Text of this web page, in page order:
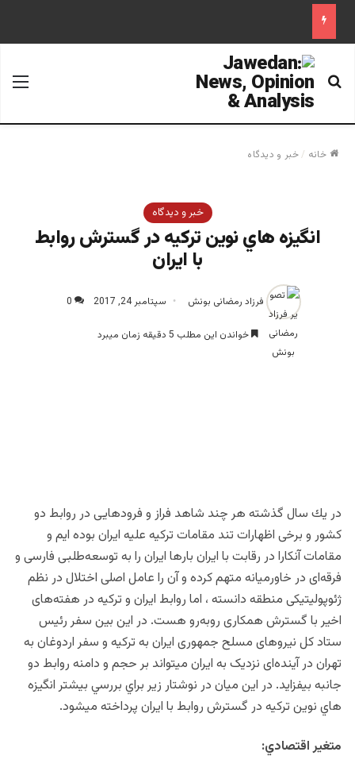
جستجو برای
خانه /خبر و دیدگاه
خبر و دیدگاه
انگيزه هاي نوين تركيه در گسترش روابط
با ايران
فرزاد رمضانی بونش سپتامبر 24, 2017 0
خواندن این مطلب 5 دقیقه زمان میبرد
در يك سال گذشته هر چند شاهد فراز و فرودهایی در روابط دو
کشور و برخی اظهارات تند مقامات ترکیه علیه ایران بوده ايم و
مقامات آنکارا در رقابت با ایران بارها ایران را به توسعه‌طلبی فارسی و
فرقه‌ای در خاورمیانه متهم کرده و آن را عامل اصلی اختلال در نظم
ژئوپولیتیکی منطقه دانسته ، اما روابط ایران و ترکیه در هفته‌های
اخیر با گسترش همکاری روبه‌رو هست. در اين بين سفر رئیس
ستاد کل نیروهای مسلح جمهوری ایران به ترکیه و سفر اردوغان به
تهران در آینده‌ای نزدیک به ايران ميتواند بر حجم و دامنه روابط دو
جانبه بيفزايد. در اين ميان در نوشتار زير براي بررسي بيشتر انگيزه
هاي نوين تركيه در گسترش روابط با ايران پرداخته ميشود.
متغير اقتصادي: